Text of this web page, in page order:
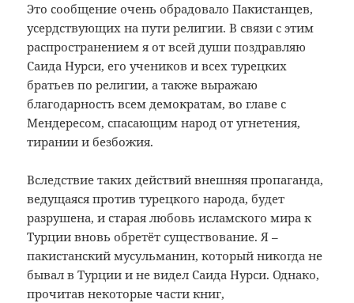
Это сообщение очень обрадовало Пакистанцев,
усердствующих на пути религии. В связи с этим
распространением я от всей души поздравляю
Саида Нурси, его учеников и всех турецких
братьев по религии, а также выражаю
благодарность всем демократам, во главе с
Мендересом, спасающим народ от угнетения,
тирании и безбожия.
Вследствие таких действий внешняя пропаганда,
ведущаяся против турецкого народа, будет
разрушена, и старая любовь исламского мира к
Турции вновь обретёт существование. Я –
пакистанский мусульманин, который никогда не
бывал в Турции и не видел Саида Нурси. Однако,
прочитав некоторые части книг,